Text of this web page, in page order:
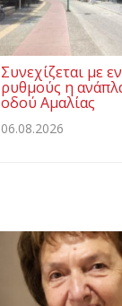
Συνεχίζεται με
ρυθμούς η
οδού Αμαλίας
06.08.2026